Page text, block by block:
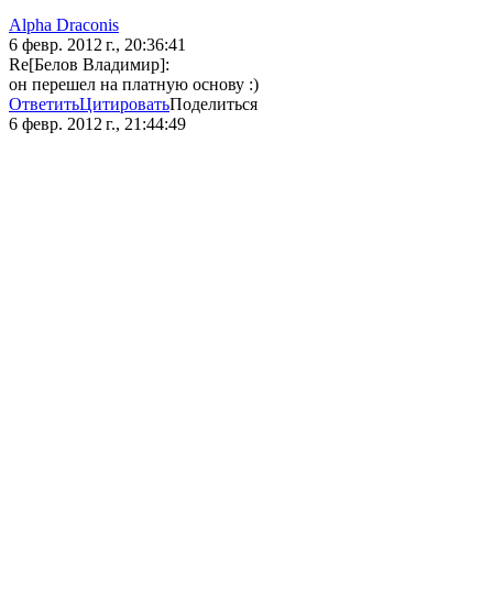
Alpha Draconis
6 февр. 2012 г., 20:36:41
Re[Белов Владимир]:
он перешел на платную основу :)
ОтветитьЦитироватьПоделиться
6 февр. 2012 г., 21:44:49